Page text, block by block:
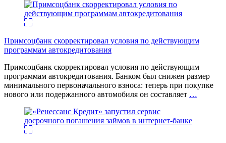
Примсоцбанк скорректировал условия по действующим
программам автокредитования
Примсоцбанк скорректировал условия по действующим
программам автокредитования. Банком был снижен размер
минимального первоначального взноса: теперь при покупке
нового или подержанного автомобиля он составляет …